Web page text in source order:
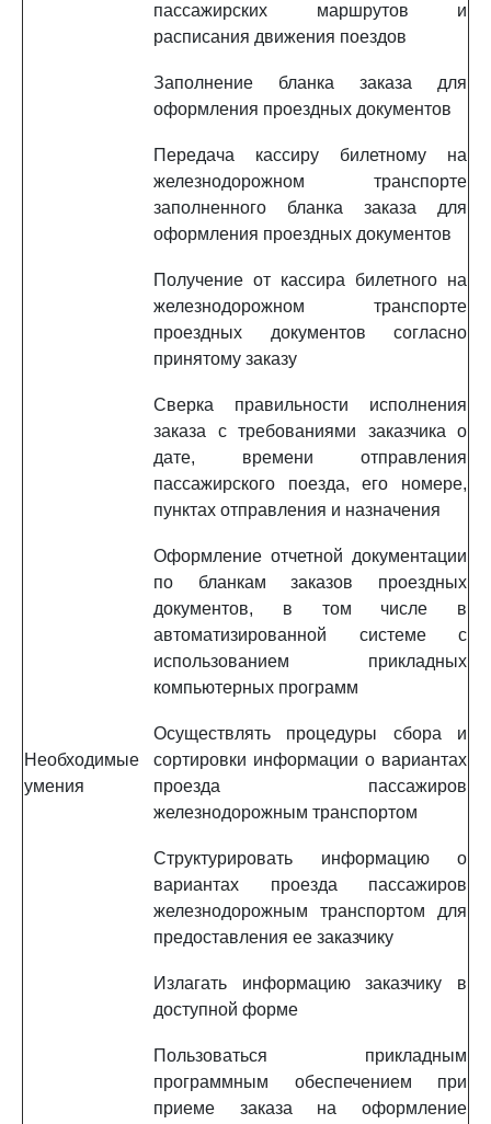
пассажирских маршрутов и
расписания движения поездов
Заполнение бланка заказа для
оформления проездных документов
Передача кассиру билетному на
железнодорожном транспорте
заполненного бланка заказа для
оформления проездных документов
Получение от кассира билетного на
железнодорожном транспорте
проездных документов согласно
принятому заказу
Сверка правильности исполнения
заказа с требованиями заказчика о
дате, времени отправления
пассажирского поезда, его номере,
пунктах отправления и назначения
Оформление отчетной документации
по бланкам заказов проездных
документов, в том числе в
автоматизированной системе с
использованием прикладных
компьютерных программ
Необходимые
умения
Осуществлять процедуры сбора и
сортировки информации о вариантах
проезда пассажиров
железнодорожным транспортом
Структурировать информацию о
вариантах проезда пассажиров
железнодорожным транспортом для
предоставления ее заказчику
Излагать информацию заказчику в
доступной форме
Пользоваться прикладным
программным обеспечением при
приеме заказа на оформление